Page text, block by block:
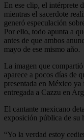
En ese clip, el intérprete
mientras el sacerdote
generó especulación
Por ello, todo apunta a
antes de que ambos
mayo de ese mismo año.
La imagen que
aparece a pocos días de
presentada en México
entregada a Cazzu en
El cantante mexicano
exposición pública de su
“Yo la verdad estoy